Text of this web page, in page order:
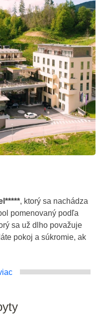
, ktorý sa nachádza
pomenovaný podľa
sa už dlho považuje
pokoj a súkromie, ak